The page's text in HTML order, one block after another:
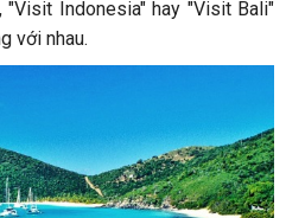
Indonesia" hay "Visit Bali"
với nhau.